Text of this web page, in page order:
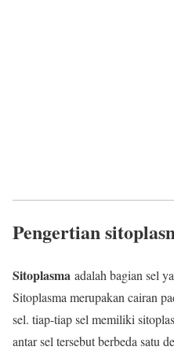
Pengertian
Sitoplasma adalah bagian sel
Sitoplasma merupakan cairan
sel. tiap-tiap sel memiliki
antar sel tersebut berbeda satu